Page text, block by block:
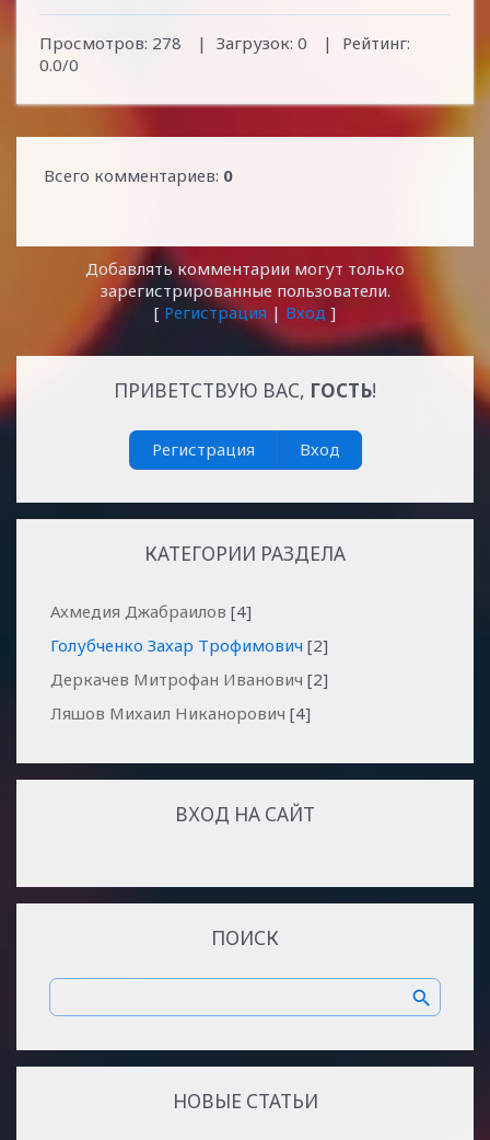
Просмотров: 278 | Загрузок: 0 | Рейтинг:
0.0/0
Всего комментариев: 0
Добавлять комментарии могут только
зарегистрированные пользователи.
[ Регистрация | Вход ]
ПРИВЕТСТВУЮ ВАС, ГОСТЬ!
Регистрация Вход
КАТЕГОРИИ РАЗДЕЛА
Ахмедия Джабраилов [4]
Голубченко Захар Трофимович [2]
Деркачев Митрофан Иванович [2]
Ляшов Михаил Никанорович [4]
ВХОД НА САЙТ
ПОИСК
НОВЫЕ СТАТЬИ